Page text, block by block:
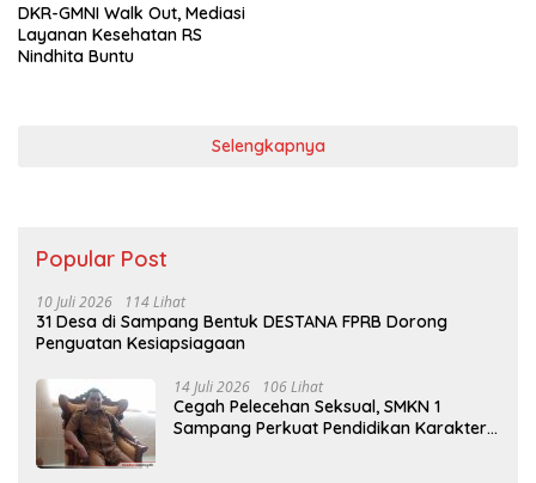
DKR-GMNI Walk Out, Mediasi
Layanan Kesehatan RS
Nindhita Buntu
Selengkapnya
Popular Post
10 Juli 2026 114 Lihat
31 Desa di Sampang Bentuk DESTANA FPRB Dorong
Penguatan Kesiapsiagaan
14 Juli 2026 106 Lihat
Cegah Pelecehan Seksual, SMKN 1
Sampang Perkuat Pendidikan Karakter